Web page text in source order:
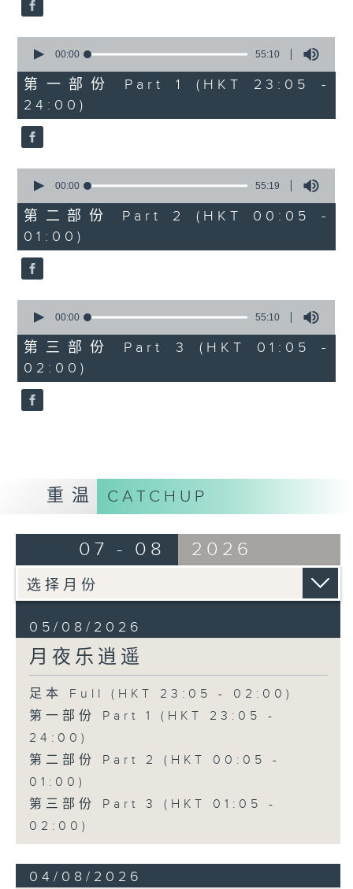
seconds
seconds
55
minutes,
10
seconds
00:00 55:10
第一部份 Part 1 (HKT 23:05 -
24:00)
seconds
55
minutes,
19
seconds
00:00 55:19
第二部份 Part 2 (HKT 00:05 -
01:00)
seconds
55
minutes,
10
seconds
00:00 55:10
第三部份 Part 3 (HKT 01:05 -
02:00)
重温 CATCHUP
07 - 08 2026
05/08/2026
月夜乐逍遥
足本 Full (HKT 23:05 - 02:00)
第一部份 Part 1 (HKT 23:05 -
24:00)
第二部份 Part 2 (HKT 00:05 -
01:00)
第三部份 Part 3 (HKT 01:05 -
02:00)
04/08/2026